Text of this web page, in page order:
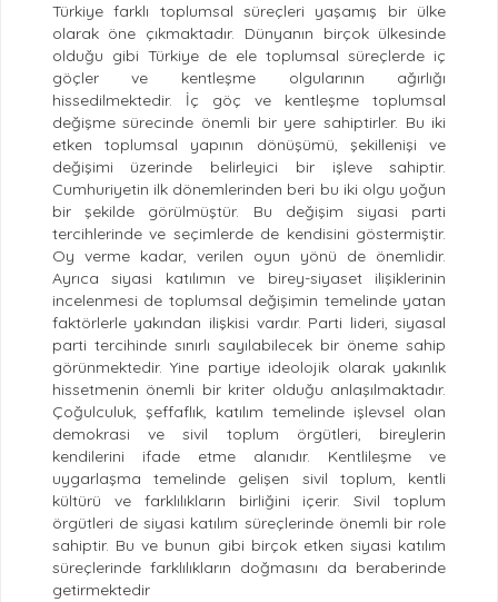
Türkiye farklı toplumsal süreçleri yaşamış bir ülke
olarak öne çıkmaktadır. Dünyanın birçok ülkesinde
olduğu gibi Türkiye de ele toplumsal süreçlerde iç
göçler ve kentleşme olgularının ağırlığı
hissedilmektedir. İç göç ve kentleşme toplumsal
değişme sürecinde önemli bir yere sahiptirler. Bu iki
etken toplumsal yapının dönüşümü, şekillenişi ve
değişimi üzerinde belirleyici bir işleve sahiptir.
Cumhuriyetin ilk dönemlerinden beri bu iki olgu yoğun
bir şekilde görülmüştür. Bu değişim siyasi parti
tercihlerinde ve seçimlerde de kendisini göstermiştir.
Oy verme kadar, verilen oyun yönü de önemlidir.
Ayrıca siyasi katılımın ve birey-siyaset ilişiklerinin
incelenmesi de toplumsal değişimin temelinde yatan
faktörlerle yakından ilişkisi vardır. Parti lideri, siyasal
parti tercihinde sınırlı sayılabilecek bir öneme sahip
görünmektedir. Yine partiye ideolojik olarak yakınlık
hissetmenin önemli bir kriter olduğu anlaşılmaktadır.
Çoğulculuk, şeffaflık, katılım temelinde işlevsel olan
demokrasi ve sivil toplum örgütleri, bireylerin
kendilerini ifade etme alanıdır. Kentlileşme ve
uygarlaşma temelinde gelişen sivil toplum, kentli
kültürü ve farklılıkların birliğini içerir. Sivil toplum
örgütleri de siyasi katılım süreçlerinde önemli bir role
sahiptir. Bu ve bunun gibi birçok etken siyasi katılım
süreçlerinde farklılıkların doğmasını da beraberinde
getirmektedir